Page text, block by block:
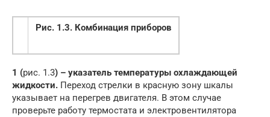
Рис. 1.3. Комбинация приборов
1 (рис. 1.3) – указатель температуры охлаждающей
жидкости. Переход стрелки в красную зону шкалы
указывает на перегрев двигателя. В этом случае
проверьте работу термостата и электровентилятора